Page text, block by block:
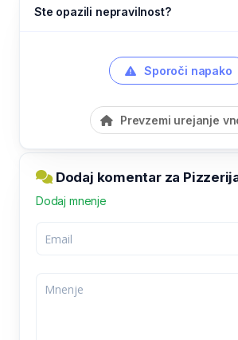
Ste opazili nepravilnost?
Sporoči napako
Prevzemi urejanje
Dodaj komentar za
Dodaj mnenje